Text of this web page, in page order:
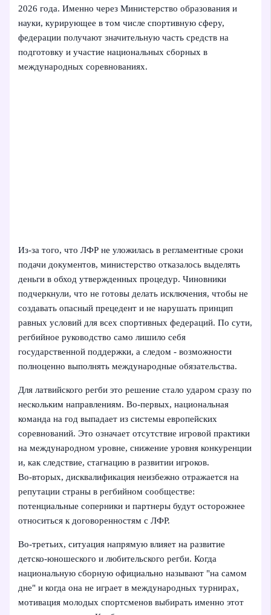
2026 года. Именно через Министерство образования и
науки, курирующее в том числе спортивную сферу,
федерации получают значительную часть средств на
подготовку и участие национальных сборных в
международных соревнованиях.
Из‑за того, что ЛФР не уложилась в регламентные сроки
подачи документов, министерство отказалось выделять
деньги в обход утвержденных процедур. Чиновники
подчеркнули, что не готовы делать исключения, чтобы не
создавать опасный прецедент и не нарушать принцип
равных условий для всех спортивных федераций. По сути,
регбийное руководство само лишило себя
государственной поддержки, а следом - возможности
полноценно выполнять международные обязательства.
Для латвийского регби это решение стало ударом сразу по
нескольким направлениям. Во‑первых, национальная
команда на год выпадает из системы европейских
соревнований. Это означает отсутствие игровой практики
на международном уровне, снижение уровня конкуренции
и, как следствие, стагнацию в развитии игроков.
Во‑вторых, дисквалификация неизбежно отражается на
репутации страны в регбийном сообществе:
потенциальные соперники и партнеры будут осторожнее
относиться к договоренностям с ЛФР.
Во‑третьих, ситуация напрямую влияет на развитие
детско‑юношеского и любительского регби. Когда
национальную сборную официально называют "на самом
дне" и когда она не играет в международных турнирах,
мотивация молодых спортсменов выбирать именно этот